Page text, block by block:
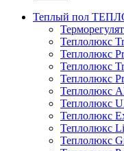
Теплый пол
Теплолюкс
Теплолюкс
Теплолюкс
Теплолюкс
Теплолюкс
Теплолюкс
Теплолюкс
Теплолюкс
Теплолюкс